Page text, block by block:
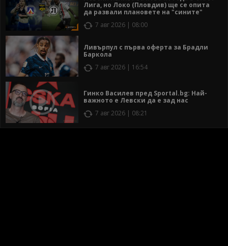
Лига, но Локо (Пловдив) ще се опита
да развали плановете на "сините"
7 авг 2026 | 08:00
Ливърпул с първа оферта за Брадли
Баркола
7 авг 2026 | 16:54
Гинко Василев пред Sportal.bg: Най-
важното е Левски да е зад нас
7 авг 2026 | 08:21